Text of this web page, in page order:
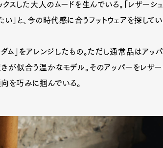
スした大人のムードを生んでいる。「レザーシ
」と、今の時代感に合うフットウェアを探して
ム」をアレンジしたもの。ただし通常品はアッ
が似合う温かなモデル。そのアッパーをレザ
を巧みに掴んでいる。